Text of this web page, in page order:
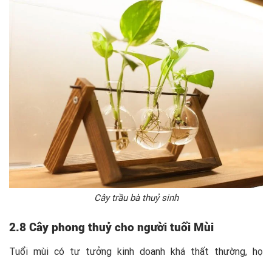
Cây trầu bà thuỷ sinh
2.8 Cây phong thuỷ cho người tuổi Mùi
Tuổi mùi có tư tưởng kinh doanh khá thất thường, họ